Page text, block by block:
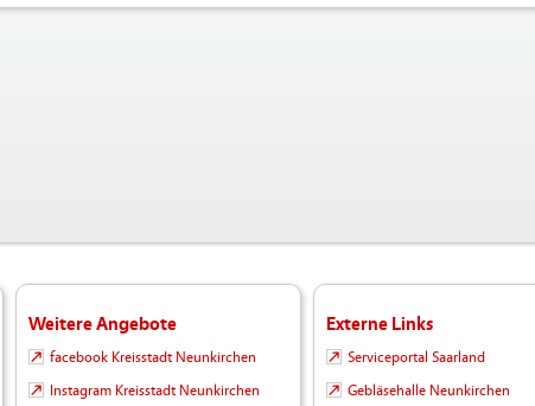
Weitere Angebote
facebook Kreisstadt Neunkirchen
Instagram Kreisstadt Neunkirchen
Externe Links
Serviceportal Saarland
Gebläsehalle Neunkirchen